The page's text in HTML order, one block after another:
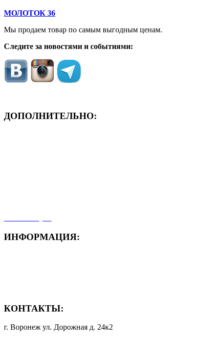
МОЛОТОК 36
Мы продаем товар по самым выгодным ценам.
Следите за новостями и событиями:
ДОПОЛНИТЕЛЬНО:
ИНФОРМАЦИЯ:
КОНТАКТЫ:
г. Воронеж ул. Дорожная д. 24к2